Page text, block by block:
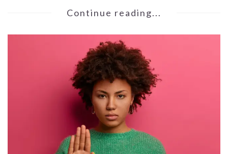
Continue reading...